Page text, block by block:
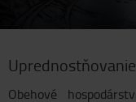
Obehové